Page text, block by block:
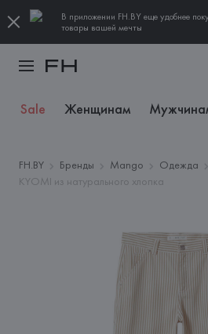
В приложении FH.BY еще удобнее
товары вашей мечты
Sale Женщинам
FH.BY Бренды Mango Одежда
KYOMI из натурального хлопка